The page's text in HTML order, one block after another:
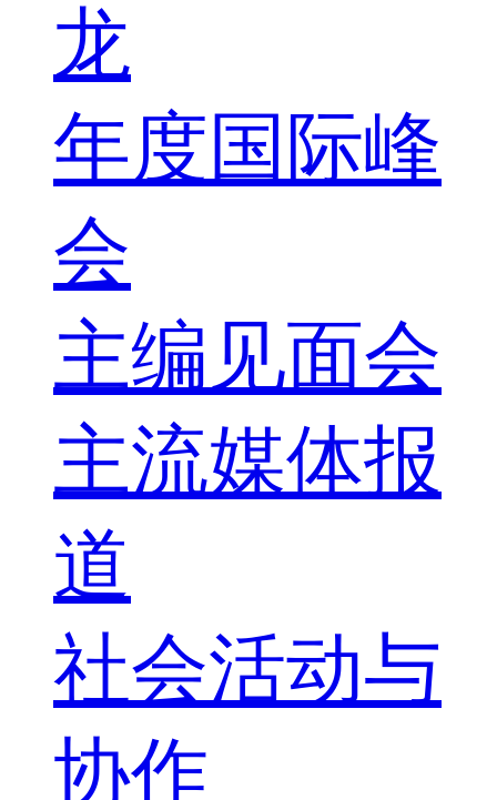
龙
年度国际峰
会
主编见面会
主流媒体报
道
社会活动与
协作